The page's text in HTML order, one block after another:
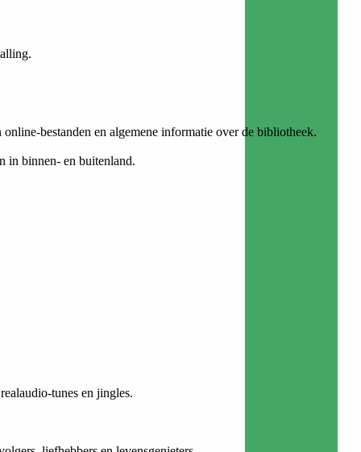
bestanden en algemene informatie over de bibliotheek.
in binnen- en buitenland.
tunes en jingles.